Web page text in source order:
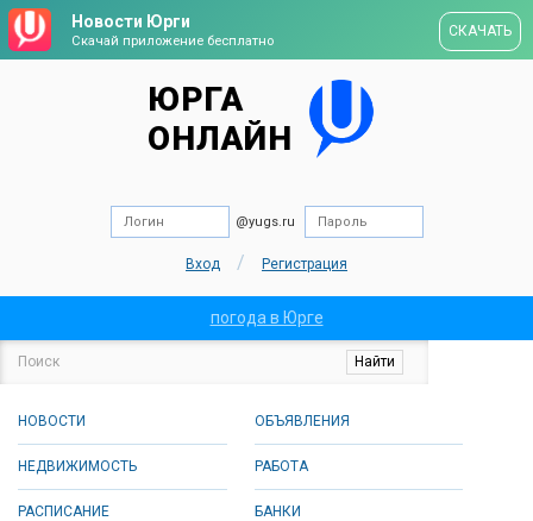
Новости Юрги
Скачай приложение бесплатно
СКАЧАТЬ
ЮРГА
ОНЛАЙН
@yugs.ru
Вход / Регистрация
погода в Юрге
НОВОСТИ ОБЪЯВЛЕНИЯ
НЕДВИЖИМОСТЬ РАБОТА
РАСПИСАНИЕ БАНКИ